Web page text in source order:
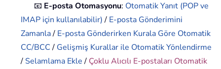
📧 E-posta Otomasyonu: Otomatik Yanıt (POP ve
IMAP için kullanılabilir)/ E-posta Gönderimini
Zamanla/ E-posta Gönderirken Kurala Göre Otomatik
CC/BCC/ Gelişmiş Kurallar ile Otomatik Yönlendirme
/ Selamlama Ekle/ Çoklu Alıcılı E-postaları Otomatik